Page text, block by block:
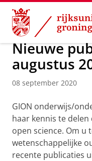
Skip
Content
Skip
Navigation
Over ons Actueel
Nieuwe
augustus
08 september 2020
GION onderwijs/
haar kennis te
open science. Om
wetenschappelijke
recente publicaties